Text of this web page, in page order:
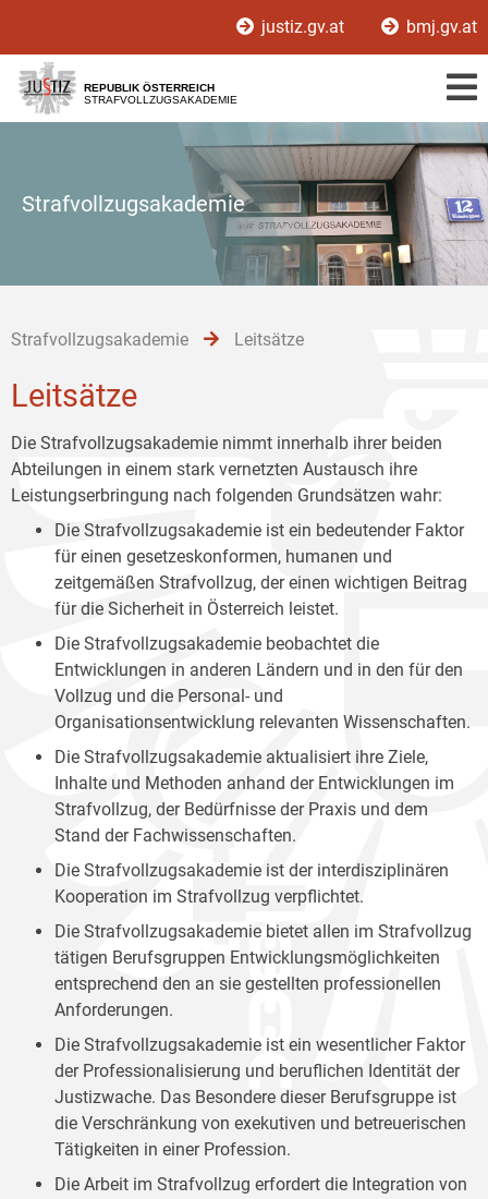
[1]
[2]
[3]
justiz.gv.at bmj.gv.at
REPUBLIK ÖSTERREICH
STRAFVOLLZUGSAKADEMIE
Strafvollzugsakademie
Strafvollzugsakademie Leitsätze
Leitsätze
Die Strafvollzugsakademie nimmt innerhalb ihrer beiden
Abteilungen in einem stark vernetzten Austausch ihre
Leistungserbringung nach folgenden Grundsätzen wahr:
Die Strafvollzugsakademie ist ein bedeutender Faktor
für einen gesetzeskonformen, humanen und
zeitgemäßen Strafvollzug, der einen wichtigen Beitrag
für die Sicherheit in Österreich leistet.
Die Strafvollzugsakademie beobachtet die
Entwicklungen in anderen Ländern und in den für den
Vollzug und die Personal- und
Organisationsentwicklung relevanten Wissenschaften.
Die Strafvollzugsakademie aktualisiert ihre Ziele,
Inhalte und Methoden anhand der Entwicklungen im
Strafvollzug, der Bedürfnisse der Praxis und dem
Stand der Fachwissenschaften.
Die Strafvollzugsakademie ist der interdisziplinären
Kooperation im Strafvollzug verpflichtet.
Die Strafvollzugsakademie bietet allen im Strafvollzug
tätigen Berufsgruppen Entwicklungsmöglichkeiten
entsprechend den an sie gestellten professionellen
Anforderungen.
Die Strafvollzugsakademie ist ein wesentlicher Faktor
der Professionalisierung und beruflichen Identität der
Justizwache. Das Besondere dieser Berufsgruppe ist
die Verschränkung von exekutiven und betreuerischen
Tätigkeiten in einer Profession.
Die Arbeit im Strafvollzug erfordert die Integration von